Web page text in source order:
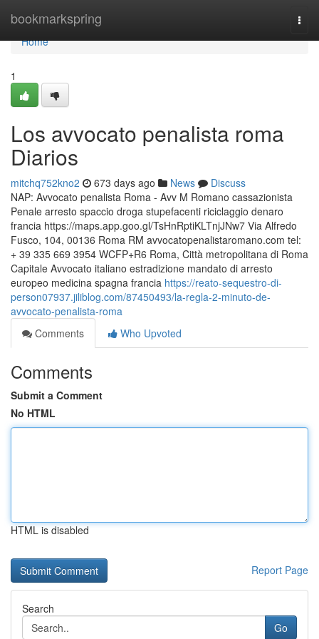
bookmarkspring
Home
Home
1
Los avvocato penalista roma
Diarios
mitchq752kno2 673 days ago News
Discuss
NAP: Avvocato penalista Roma - Avv M Romano cassazionista
Penale arresto spaccio droga stupefacenti riciclaggio denaro
francia https://maps.app.goo.gl/TsHnRptiKLTnjJNw7 Via Alfredo
Fusco, 104, 00136 Roma RM avvocatopenalistaromano.com tel:
+ 39 335 669 3954 WCFP+R6 Roma, Città metropolitana di Roma
Capitale Avvocato italiano estradizione mandato di arresto
europeo medicina spagna francia https://reato-sequestro-di-
person07937.jiliblog.com/87450493/la-regla-2-minuto-de-
avvocato-penalista-roma
Comments
Who Upvoted
Comments
Submit a Comment
No HTML
HTML is disabled
Report Page
Search
Go